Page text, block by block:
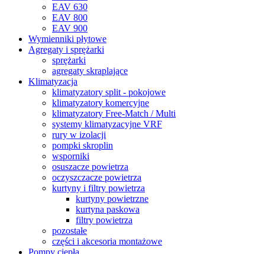
EAV 630
EAV 800
EAV 900
Wymienniki płytowe
Agregaty i sprężarki
sprężarki
agregaty skraplające
Klimatyzacja
klimatyzatory split - pokojowe
klimatyzatory komercyjne
klimatyzatory Free-Match / Multi
systemy klimatyzacyjne VRF
rury w izolacji
pompki skroplin
wsporniki
osuszacze powietrza
oczyszczacze powietrza
kurtyny i filtry powietrza
kurtyny powietrzne
kurtyna paskowa
filtry powietrza
pozostałe
części i akcesoria montażowe